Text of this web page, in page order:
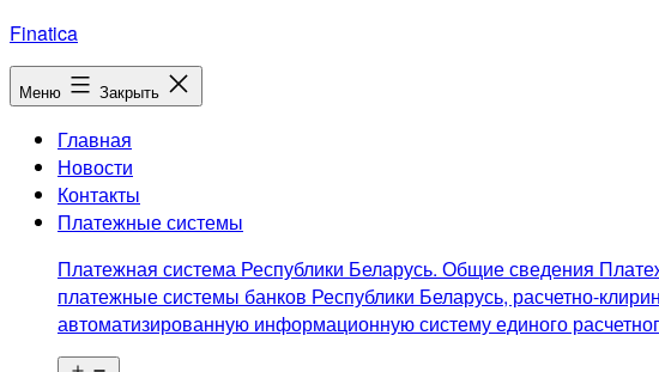
Перейти
к
содержимому
Finatica
Меню Закрыть
Главная
Новости
Контакты
Платежные системы
Платежная система Республики Беларусь. Общие сведения
платежные системы банков Республики Беларусь, расчетно-
автоматизированную информационную систему единого